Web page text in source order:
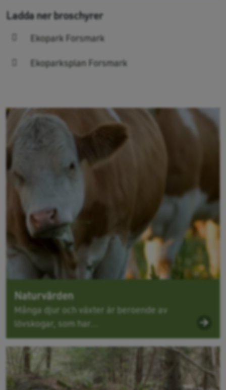
Ladda ner broschyrer
Ekopark Forsmark
Ekoparksplan Forsmark
Naturvärden
Många djur och växter är beroende av
lövskogar, som har...